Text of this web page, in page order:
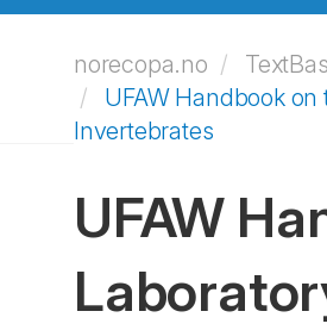
norecopa.no
UFAW Handbook
Invertebrates
UFAW